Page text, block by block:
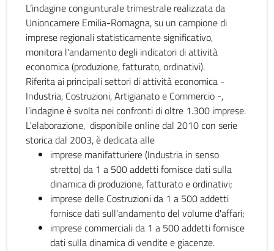
L’indagine congiunturale trimestrale realizzata da
Unioncamere Emilia-Romagna, su un campione di
imprese regionali statisticamente significativo,
monitora l'andamento degli indicatori di attività
economica (produzione, fatturato, ordinativi).
Riferita ai principali settori di attività economica -
Industria, Costruzioni, Artigianato e Commercio -,
l’indagine è svolta nei confronti di oltre 1.300 imprese.
L'elaborazione, disponibile online dal 2010 con serie
storica dal 2003, è dedicata alle
imprese manifatturiere (Industria in senso
stretto) da 1 a 500 addetti fornisce dati sulla
dinamica di produzione, fatturato e ordinativi;
imprese delle Costruzioni da 1 a 500 addetti
fornisce dati sull'andamento del volume d'affari;
imprese commerciali da 1 a 500 addetti fornisce
dati sulla dinamica di vendite e giacenze.